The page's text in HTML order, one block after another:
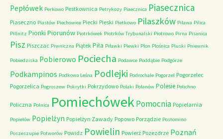
Pepłówek Perkowo Pestkownica Petrykozy Piaecznica Piasecznica
Piaseczno Piastów Piechowice Piecki Pieski Pietkowo Pilaszków Pilawa Pilica
Pillnitz Pionki Piorunów Piotrkówek Piotrków Trybunalski Piotrowo Pirna Pisanica
Pisz Piszczac Piwniczna Piątek Piła Piławki Plewki Plon Plośnica Pluski Pniewnik
Pobiedziska Pobierowo Pociecha Podawce Poddąbie Podgórze
Podkampinos Podkowa Leśna Podlejki Podrochale Pogorzel Pogorzelec
Pogorzelica Pogroszew Pokrytki Pokrzydowo Polaki Polanów Polesie Polichno
Policzna Polnica PomiechówekPomocnia Popielarnia
Popielów Popielżyn Popielżyn Zawady Popowo Porządzie Postomino
Poszeszupie Potworów Powidz Powielin Powierż Pozezdrze Poznań